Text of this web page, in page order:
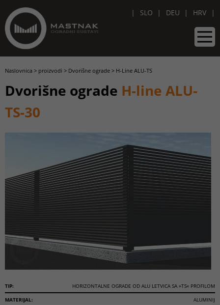
SLO DEU HRV
Naslovnica > proizvodi > Dvorišne ograde > H-Line ALU-TS
Dvorišne ograde H-line ALU-
TS-30
TIP:
HORIZONTALNE OGRADE OD ALU LETVICA SA »TS« PROFILOM
MATERIJAL:
ALUMINIJ